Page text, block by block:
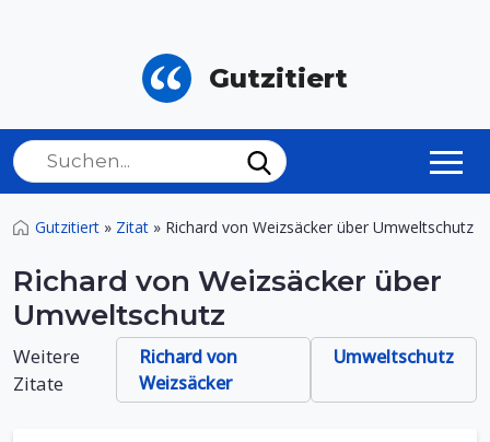
Gutzitiert
Gutzitiert » Zitat » Richard von Weizsäcker über Umweltschutz
Richard von Weizsäcker über
Umweltschutz
Weitere
Zitate
Richard von
Weizsäcker
Umweltschutz